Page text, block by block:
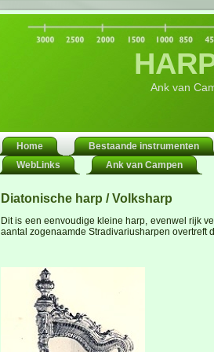
Ank van
Home Bestaande instrumenten
WebLinks
Ank van Campen
Diatonische harp / Volksharp
Dit is een eenvoudige kleine harp, evenwel rijk
aantal zogenaamde Stradivariusharpen overtreft